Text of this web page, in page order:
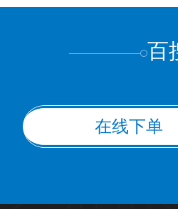
百
在线下单